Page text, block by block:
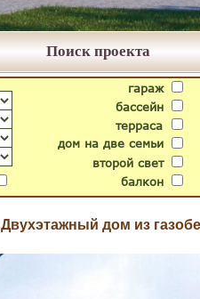
Поиск проекта
гараж
бассейн
второй свет
дом на две семьи
терраса
балкон
Двухэтажный дом из